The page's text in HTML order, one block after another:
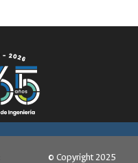
© Copyright 2025